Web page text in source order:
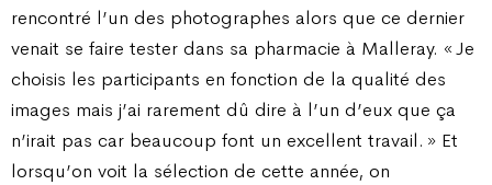
rencontré l’un des photographes alors que ce dernier
venait se faire tester dans sa pharmacie à Malleray. « Je
choisis les participants en fonction de la qualité des
images mais j’ai rarement dû dire à l’un d’eux que ça
n’irait pas car beaucoup font un excellent travail. » Et
lorsqu’on voit la sélection de cette année, on